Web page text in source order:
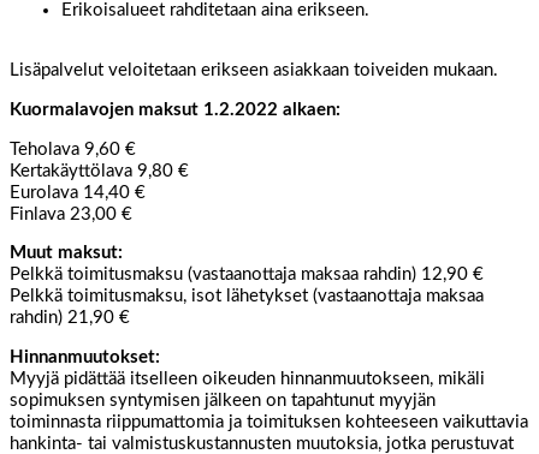
Erikoisalueet rahditetaan aina erikseen.
Lisäpalvelut veloitetaan erikseen asiakkaan toiveiden mukaan.
Kuormalavojen maksut 1.2.2022 alkaen:
Teholava 9,60 €
Kertakäyttölava 9,80 €
Eurolava 14,40 €
Finlava 23,00 €
Muut maksut:
Pelkkä toimitusmaksu (vastaanottaja maksaa rahdin) 12,90 €
Pelkkä toimitusmaksu, isot lähetykset (vastaanottaja maksaa
rahdin) 21,90 €
Hinnanmuutokset:
Myyjä pidättää itselleen oikeuden hinnanmuutokseen, mikäli
sopimuksen syntymisen jälkeen on tapahtunut myyjän
toiminnasta riippumattomia ja toimituksen kohteeseen vaikuttavia
hankinta- tai valmistuskustannusten muutoksia, jotka perustuvat